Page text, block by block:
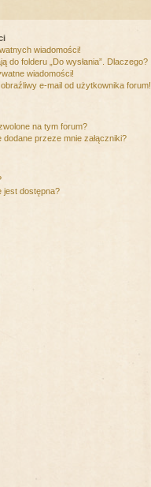
wiadomości!
do folderu „Do wysłania”. Dlaczego?
wiadomości!
e-mail od użytkownika forum!
na tym forum?
przeze mnie załączniki?
jest dostępna?